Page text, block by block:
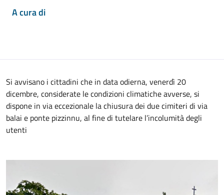
A cura di
Si avvisano i cittadini che in data odierna, venerdì 20
dicembre, considerate le condizioni climatiche avverse, si
dispone in via eccezionale la chiusura dei due cimiteri di via
balai e ponte pizzinnu, al fine di tutelare l’incolumità degli
utenti